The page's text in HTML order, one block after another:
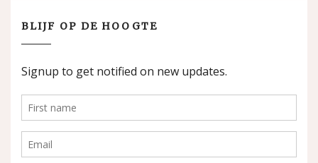
BLIJF OP DE HOOGTE